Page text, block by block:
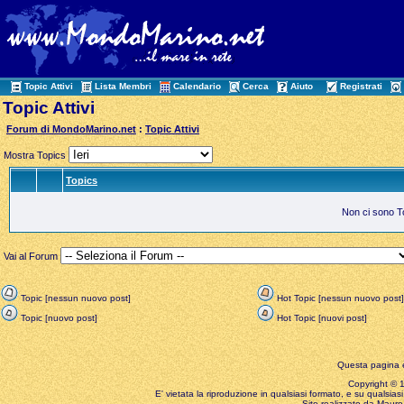
Topic Attivi Lista Membri Calendario Cerca Aiuto Registrati
Topic Attivi
Forum di MondoMarino.net :Topic Attivi
Mostra Topics
Topics
Non ci sono
Vai al Forum
Topic [nessun nuovo post]
Hot Topic [nessun nuovo post]
Topic [nuovo post]
Hot Topic [nuovi post]
Questa pagina
Copyright ©
E' vietata la riproduzione in qualsiasi formato, e su